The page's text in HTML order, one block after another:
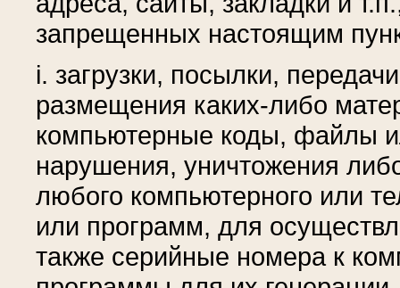
запрещенных настоящим
i. загрузки, посылки,
размещения каких-либо
компьютерные коды, файлы
нарушения, уничтожения
любого компьютерного или
или программ, для
также серийные номера к